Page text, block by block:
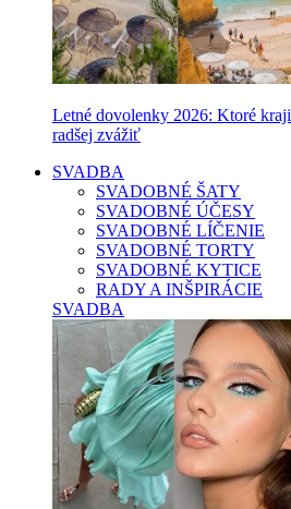
Letné dovolenky 2026: Ktoré
radšej zvážiť
SVADBA
SVADOBNÉ ŠATY
SVADOBNÉ ÚČESY
SVADOBNÉ LÍČENIE
SVADOBNÉ TORTY
SVADOBNÉ KYTICE
RADY A INŠPIRÁCIE
SVADBA